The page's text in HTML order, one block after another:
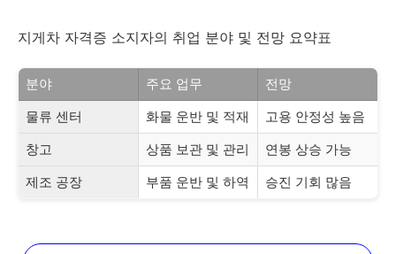
지게차 자격증 소지자의 취업 분야 및 전망 요약표
분야 주요 업무 전망
물류 센터 화물 운반 및 적재 고용 안정성 높음
창고 상품 보관 및 관리 연봉 상승 가능
제조 공장 부품 운반 및 하역 승진 기회 많음